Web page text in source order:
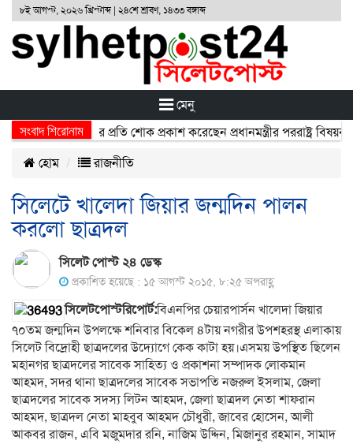
৮ই আগস্ট, ২০২৬ খ্রিস্টাব্দ | ২৪শে শ্রাবণ, ১৪৩৩ বঙ্গাব্দ
মেনু
সংবাদ শিরোনাম
নিহতদের প্রতি শোক প্রকাশ করেছেন প্রধানমন্ত্রীর পররাষ্ট্র বিষয়ক
হোম
রাজনীতি
সিলেটে খালেদা জিয়ার জন্মদিন পালন
করলো ছাত্রদল
সিলেট পোস্ট ২৪ ডেস্ক
প্রকাশিত হয়েছে : ১৫ আগস্ট ২০১৫, ৮:২৫ অপরাহ্ণ
সিলেটপোস্টরিপোর্ট:বিএনপির চেয়ারপার্সন খালেদা জিয়ার
৭০তম জন্মদিন উপলক্ষে শনিবার বিকেল ৪টায় নগরীর উপশহরস্থ এলাকায়
সিলেট বিদ্রোহী ছাত্রদলের উদ্যোগে কেক কাটা হয়।এসময় উপস্থিত ছিলেন
মহানগর ছাত্রদলের সাবেক সাহিত্য ও প্রকাশনা সম্পাদক লোকমান
আহমদ, সদর থানা ছাত্রদলের সাবেক সভাপতি নজরুল ইসলাম, জেলা
ছাত্রদলের সাবেক সদস্য লিটন আহমদ, জেলা ছাত্রদল নেতা শাফরান
আহমদ, ছাত্রদল নেতা মাহবুব আহমদ চৌধুরী, জাবের হোসেন, আলী
আকবর রাজন, এবি মজুমদার রনি, নাজিম উদ্দিন, মিজানুর রহমান, সামাদ